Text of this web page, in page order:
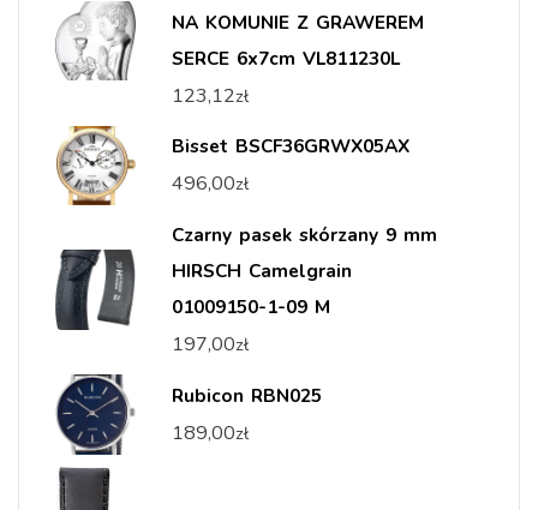
NA KOMUNIE Z GRAWEREM
SERCE 6x7cm VL811230L
123,12zł
Bisset BSCF36GRWX05AX
496,00zł
Czarny pasek skórzany 9 mm
HIRSCH Camelgrain
01009150-1-09 M
197,00zł
Rubicon RBN025
189,00zł